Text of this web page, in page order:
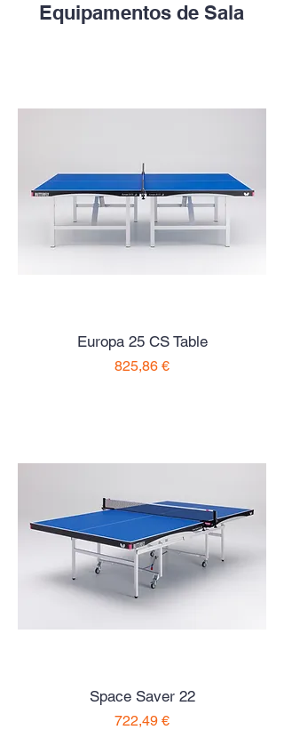
Equipamentos de Sala
Europa 25 CS Table
Preço
825,86 €
Space Saver 22
Preço
722,49 €